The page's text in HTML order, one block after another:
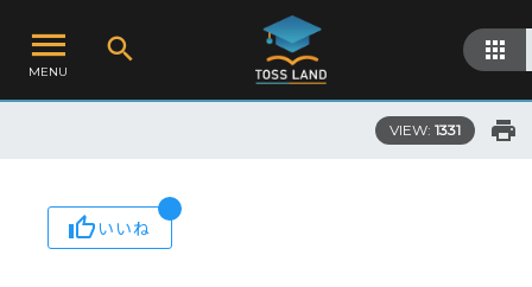
MENU
VIEW: 1331
いいね